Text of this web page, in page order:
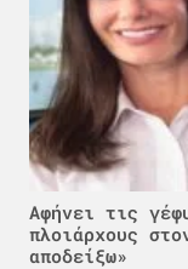
Αφήνει τις
πλοιάρχους
αποδείξω»